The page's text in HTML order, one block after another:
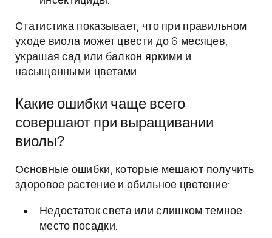
Статистика показывает, что при правильном
уходе виола может цвести до 6 месяцев,
украшая сад или балкон яркими и
насыщенными цветами.
Какие ошибки чаще всего
совершают при выращивании
виолы?
Основные ошибки, которые мешают получить
здоровое растение и обильное цветение:
Недостаток света или слишком темное
место посадки.